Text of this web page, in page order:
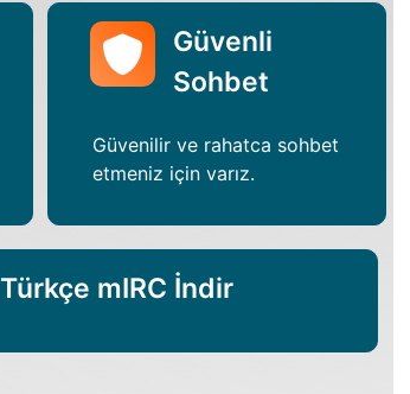
Güvenli
Sohbet
Güvenilir ve rahatca sohbet
etmeniz için varız.
Türkçe mIRC İndir